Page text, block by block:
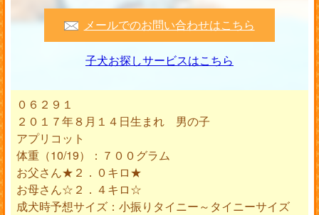
メールでのお問い合わせはこちら
子犬お探しサービスはこちら
０６２９１
２０１７年８月１４日生まれ 男の子
アプリコット
体重（10/19）：７００グラム
お父さん★２．０キロ★
お母さん☆２．４キロ☆
成犬時予想サイズ：小振りタイニー～タイニーサイズ